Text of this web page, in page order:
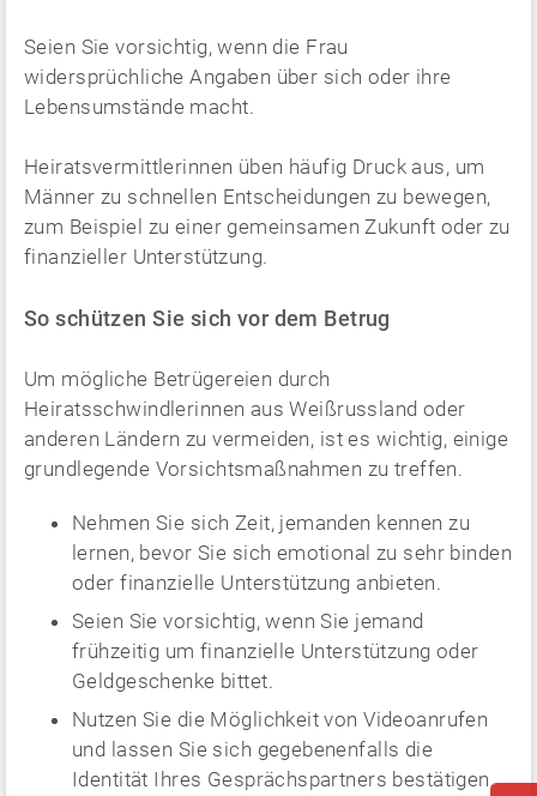
Seien Sie vorsichtig, wenn die Frau
widersprüchliche Angaben über sich oder ihre
Lebensumstände macht.
Heiratsvermittlerinnen üben häufig Druck aus, um
Männer zu schnellen Entscheidungen zu bewegen,
zum Beispiel zu einer gemeinsamen Zukunft oder zu
finanzieller Unterstützung.
So schützen Sie sich vor dem Betrug
Um mögliche Betrügereien durch
Heiratsschwindlerinnen aus Weißrussland oder
anderen Ländern zu vermeiden, ist es wichtig, einige
grundlegende Vorsichtsmaßnahmen zu treffen.
Nehmen Sie sich Zeit, jemanden kennen zu
lernen, bevor Sie sich emotional zu sehr binden
oder finanzielle Unterstützung anbieten.
Seien Sie vorsichtig, wenn Sie jemand
frühzeitig um finanzielle Unterstützung oder
Geldgeschenke bittet.
Nutzen Sie die Möglichkeit von Videoanrufen
und lassen Sie sich gegebenenfalls die
Identität Ihres Gesprächspartners bestätigen.